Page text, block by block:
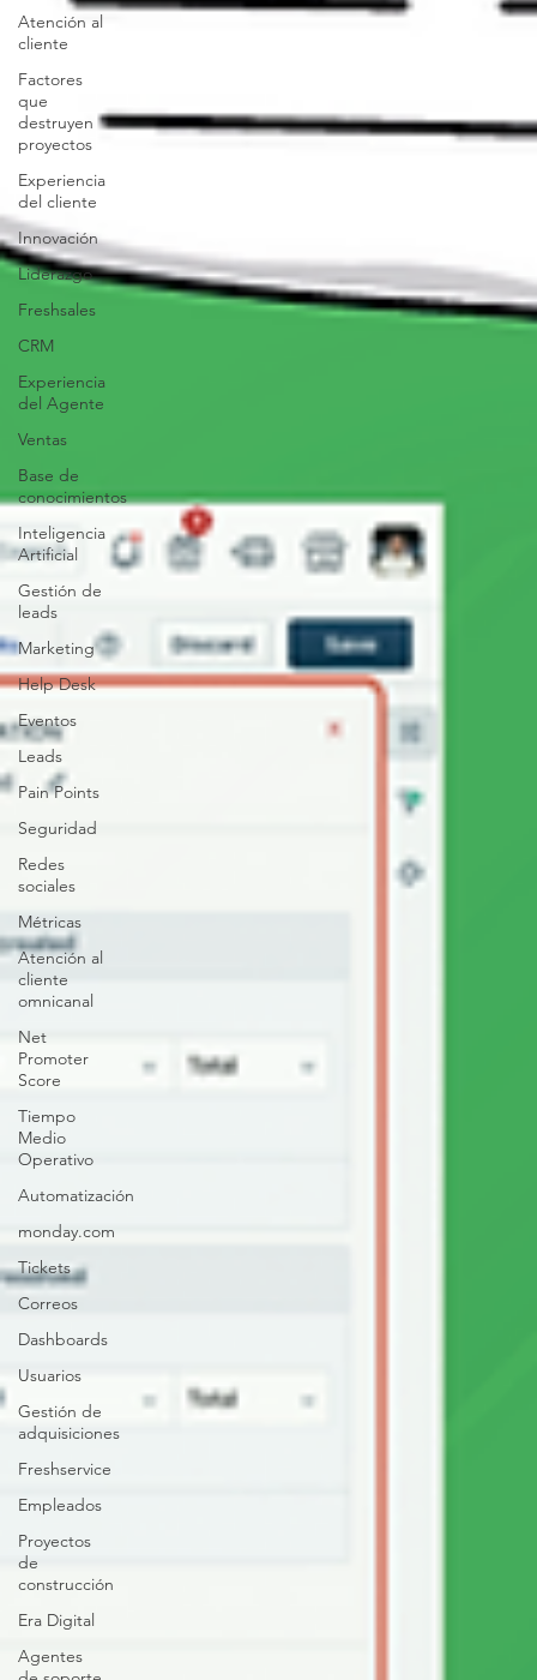
Atención al
cliente
Factores
que
destruyen
proyectos
Experiencia
del cliente
Innovación
Liderazgo
Freshsales
CRM
Experiencia
del Agente
Ventas
Base de
conocimientos
Inteligencia
Artificial
Gestión de
leads
Marketing
Help Desk
Eventos
Leads
Pain Points
Seguridad
Redes
sociales
Métricas
Atención al
cliente
omnicanal
Net
Promoter
Score
Tiempo
Medio
Operativo
Automatización
monday.com
Tickets
Correos
Dashboards
Usuarios
Gestión de
adquisiciones
Freshservice
Empleados
Proyectos
de
construcción
Era Digital
Agentes